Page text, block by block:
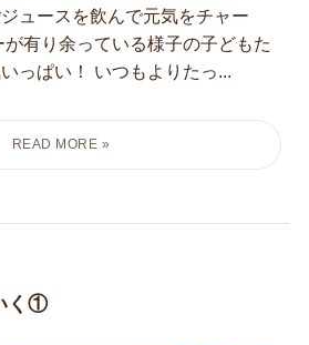
ュースを飲んで元気をチャー
有り余っている様子の子どもた
っぱい！ いつもよりたっ...
く①